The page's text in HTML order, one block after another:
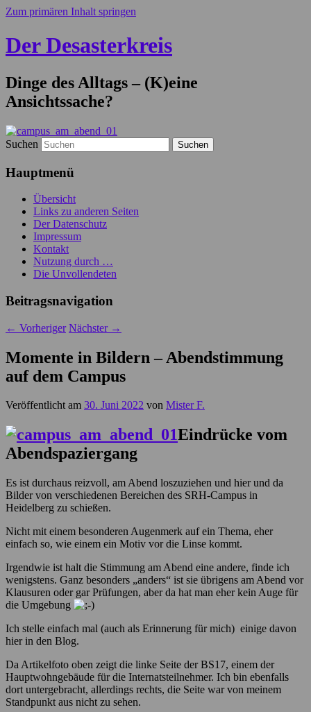
Zum primären Inhalt springen
Der Desasterkreis
Dinge des Alltags – (K)eine
Ansichtssache?
Suchen
Hauptmenü
Übersicht
Links zu anderen Seiten
Der Datenschutz
Impressum
Kontakt
Nutzung durch …
Die Unvollendeten
Beitragsnavigation
← Vorheriger Nächster →
Momente in Bildern – Abendstimmung
auf dem Campus
Veröffentlicht am 30. Juni 2022 von Mister F.
Eindrücke vom
Abendspaziergang
Es ist durchaus reizvoll, am Abend loszuziehen und hier und da
Bilder von verschiedenen Bereichen des SRH-Campus in
Heidelberg zu schießen.
Nicht mit einem besonderen Augenmerk auf ein Thema, eher
einfach so, wie einem ein Motiv vor die Linse kommt.
Irgendwie ist halt die Stimmung am Abend eine andere, finde ich
wenigstens. Ganz besonders „anders“ ist sie übrigens am Abend vor
Klausuren oder gar Prüfungen, aber da hat man eher kein Auge für
die Umgebung
Ich stelle einfach mal (auch als Erinnerung für mich) einige davon
hier in den Blog.
Da Artikelfoto oben zeigt die linke Seite der BS17, einem der
Hauptwohngebäude für die Internatsteilnehmer. Ich bin ebenfalls
dort untergebracht, allerdings rechts, die Seite war von meinem
Standpunkt aus nicht zu sehen.